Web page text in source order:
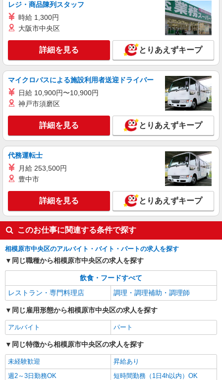
す。 賞与年2回
はなことば相模原 （神奈川県相模原市中央区
キープ 詳細を見る
正社員
株式会社HITOWA フードサービスカンパニー
福祉施設での栄養士【正社員】
月給22万円〜25万円 ※給与は経験や前職給与
イリーゼ相模原矢部 （神奈川県相模原市中央
区矢部2-21-1）
詳細を見る
正社員
株式会社HITOWA フードサービスカンパニー
福祉施設での調理師【正社員】
月給22万円〜25万円 ※給与は経験や前職給与
に応じて決定します。 賞与年2回 ※マイカー通勤
可能な方優遇
イリーゼ橋本中央 （神奈川県相模原市中央区
キープ 詳細を見る
レジ・商品陳列スタッフ
時給 1,300円
大阪市中央区
詳細を見る とりあえずキープ
マイクロバスによる施設利用者送迎ドライバー
日給 10,900円〜10,900円
神戸市須磨区
詳細を見る とりあえずキープ
代務運転士
月給 253,500円
豊中市
詳細を見る とりあえずキープ
このお仕事に関連する条件で探す
相模原市中央区のアルバイト・バイト・パートの求人を探す
同じ職種から相模原市中央区の求人を探す
飲食・フードすべて
レストラン・専門料理店
調理・調理補助・調理師
同じ雇用形態から相模原市中央区の求人を探す
アルバイト パート
同じ特徴から相模原市中央区の求人を探す
未経験歓迎
昇給あり
週2～3日勤務OK
短時間勤務（1日4h以内）OK